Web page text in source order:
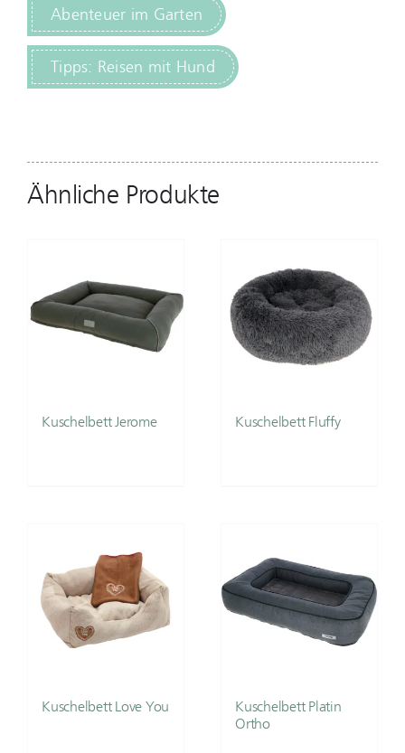
Abenteuer im Garten
Tipps: Reisen mit Hund
Ähnliche Produkte
Kuschelbett Jerome Kuschelbett Fluffy
Kuschelbett Love You
Kuschelbett Platin
Ortho